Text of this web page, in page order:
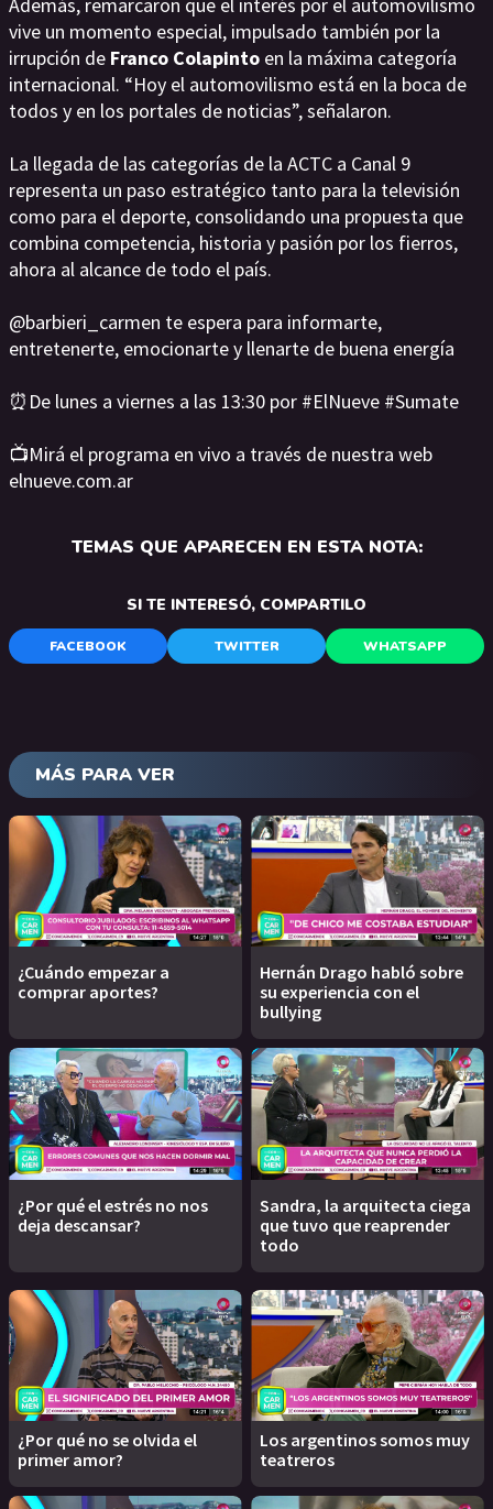
Además, remarcaron que el interés por el automovilismo
vive un momento especial, impulsado también por la
irrupción de Franco Colapinto en la máxima categoría
internacional. “Hoy el automovilismo está en la boca de
todos y en los portales de noticias”, señalaron.
La llegada de las categorías de la ACTC a Canal 9
representa un paso estratégico tanto para la televisión
como para el deporte, consolidando una propuesta que
combina competencia, historia y pasión por los fierros,
ahora al alcance de todo el país.
@barbieri_carmen te espera para informarte,
entretenerte, emocionarte y llenarte de buena energía
⏰️De lunes a viernes a las 13:30 por #ElNueve #Sumate
📺Mirá el programa en vivo a través de nuestra web
elnueve.com.ar
TEMAS QUE APARECEN EN ESTA NOTA:
SI TE INTERESÓ, COMPARTILO
FACEBOOK TWITTER WHATSAPP
MÁS PARA VER
¿Cuándo empezar a
comprar aportes?
Hernán Drago habló sobre
su experiencia con el
bullying
¿Por qué el estrés no nos
deja descansar?
Sandra, la arquitecta ciega
que tuvo que reaprender
todo
¿Por qué no se olvida el
primer amor?
Los argentinos somos muy
teatreros